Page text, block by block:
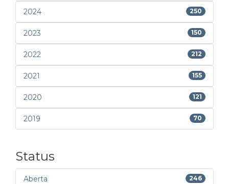
2024 250
2023 150
2022 212
2021 155
2020 121
2019 70
Status
Aberta 246